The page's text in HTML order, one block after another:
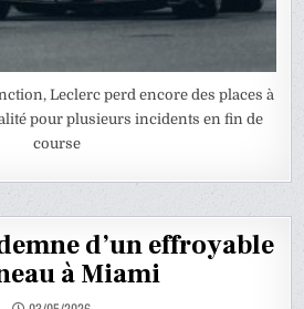
Leclerc perd encore des places à
pour plusieurs incidents en fin de
course
d’un effroyable
à Miami